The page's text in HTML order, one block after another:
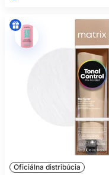
Oficiálna distribúcia